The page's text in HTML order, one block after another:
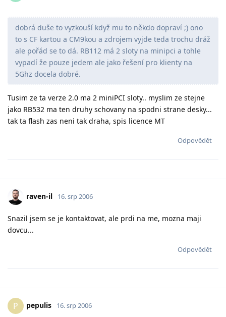
dobrá duše to vyzkouší když mu to někdo dopraví ;) ono
to s CF kartou a CM9kou a zdrojem vyjde teda trochu dráž
ale pořád se to dá. RB112 má 2 sloty na minipci a tohle
vypadí že pouze jedem ale jako řešení pro klienty na
5Ghz docela dobré.
Tusim ze ta verze 2.0 ma 2 miniPCI sloty.. myslim ze stejne
jako RB532 ma ten druhy schovany na spodni strane desky...
tak ta flash zas neni tak draha, spis licence MT
Odpovědět
raven-il 16. srp 2006
Snazil jsem se je kontaktovat, ale prdi na me, mozna maji
dovcu...
Odpovědět
P pepulis 16. srp 2006